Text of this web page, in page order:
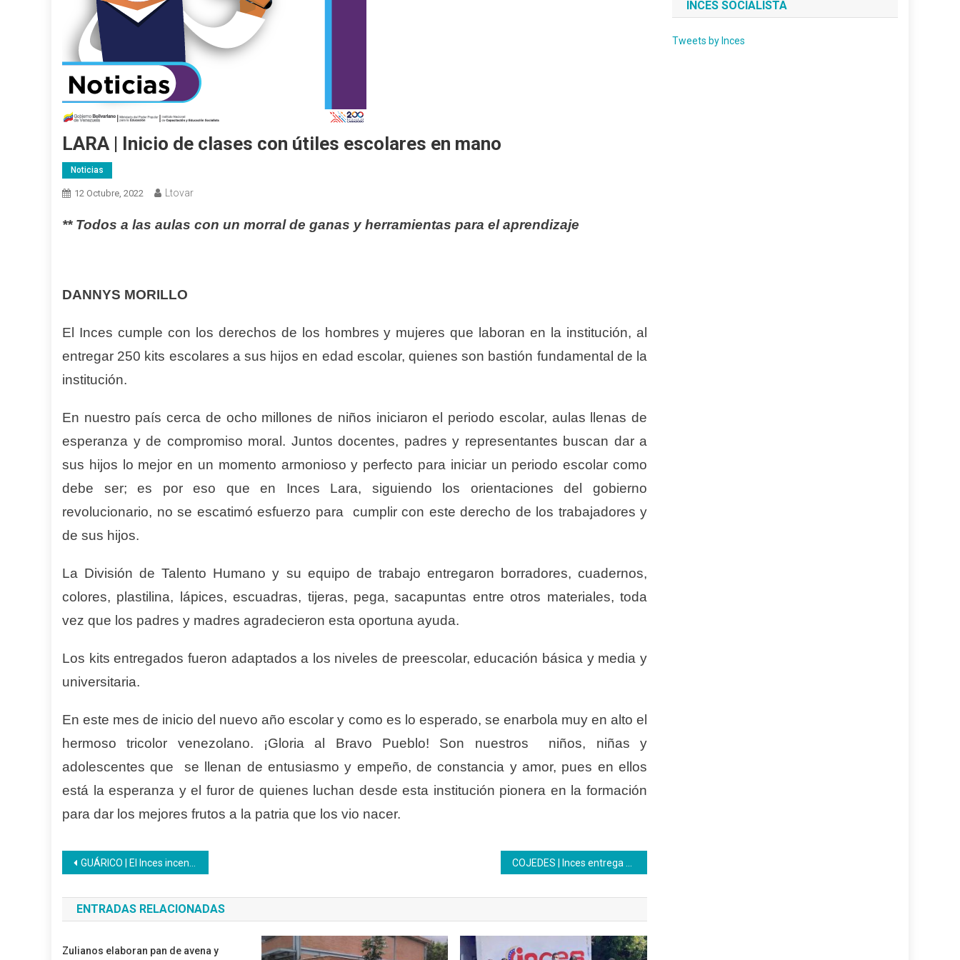
LARA | Inicio de clases con útiles escolares en mano
Noticias
12 Octubre, 2022 Ltovar
** Todos a las aulas con un morral de ganas y herramientas para el aprendizaje
DANNYS MORILLO
El Inces cumple con los derechos de los hombres y mujeres que laboran en la institución, al
entregar 250 kits escolares a sus hijos en edad escolar, quienes son bastión fundamental de la
institución.
En nuestro país cerca de ocho millones de niños iniciaron el periodo escolar, aulas llenas de
esperanza y de compromiso moral. Juntos docentes, padres y representantes buscan dar a
sus hijos lo mejor en un momento armonioso y perfecto para iniciar un periodo escolar como
debe ser; es por eso que en Inces Lara, siguiendo los orientaciones del gobierno
revolucionario, no se escatimó esfuerzo para cumplir con este derecho de los trabajadores y
de sus hijos.
La División de Talento Humano y su equipo de trabajo entregaron borradores, cuadernos,
colores, plastilina, lápices, escuadras, tijeras, pega, sacapuntas entre otros materiales, toda
vez que los padres y madres agradecieron esta oportuna ayuda.
Los kits entregados fueron adaptados a los niveles de preescolar, educación básica y media y
universitaria.
En este mes de inicio del nuevo año escolar y como es lo esperado, se enarbola muy en alto el
hermoso tricolor venezolano. ¡Gloria al Bravo Pueblo! Son nuestros niños, niñas y
adolescentes que se llenan de entusiasmo y empeño, de constancia y amor, pues en ellos
está la esperanza y el furor de quienes luchan desde esta institución pionera en la formación
para dar los mejores frutos a la patria que los vio nacer.
Navegación
de
entradas
GUÁRICO | El Inces incentiva al pueblo a formarse en producción agroecológica
ENTRADAS RELACIONADAS
Zulianos elaboran pan de avena y
INCES SOCIALISTA
Tweets by Inces